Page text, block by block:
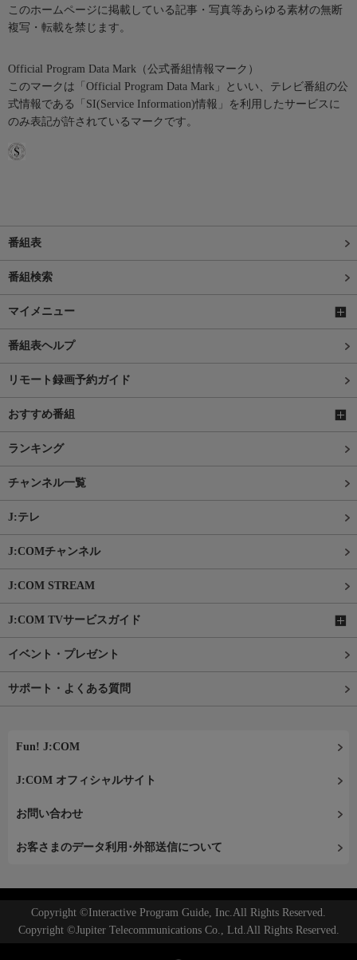
このホームページに掲載している記事・写真等あらゆる素材の無断
複写・転載を禁じます。
Official Program Data Mark（公式番組情報マーク）
このマークは「Official Program Data Mark」といい、テレビ番組の公
式情報である「SI(Service Information)情報」を利用したサービスに
のみ表記が許されているマークです。
番組表
番組検索
マイメニュー
番組表ヘルプ
リモート録画予約ガイド
おすすめ番組
ランキング
チャンネル一覧
J:テレ
J:COMチャンネル
J:COM STREAM
J:COM TVサービスガイド
イベント・プレゼント
サポート・よくある質問
Fun! J:COM
J:COM オフィシャルサイト
お問い合わせ
お客さまのデータ利用･外部送信について
Copyright ©Interactive Program Guide, Inc.All Rights Reserved.
Copyright ©Jupiter Telecommunications Co., Ltd.All Rights Reserved.